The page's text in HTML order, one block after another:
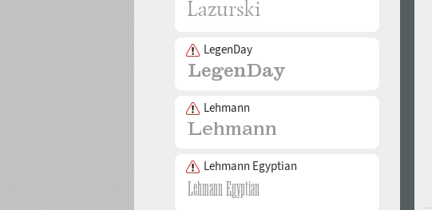
LegenDay
Lehmann
Lehmann Egyptian